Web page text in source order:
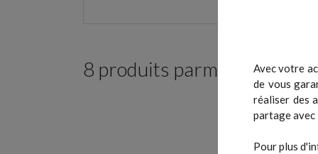
Avec votre
de vous
réaliser des
partage avec
Pour plus
8 produits parmi ceux de la